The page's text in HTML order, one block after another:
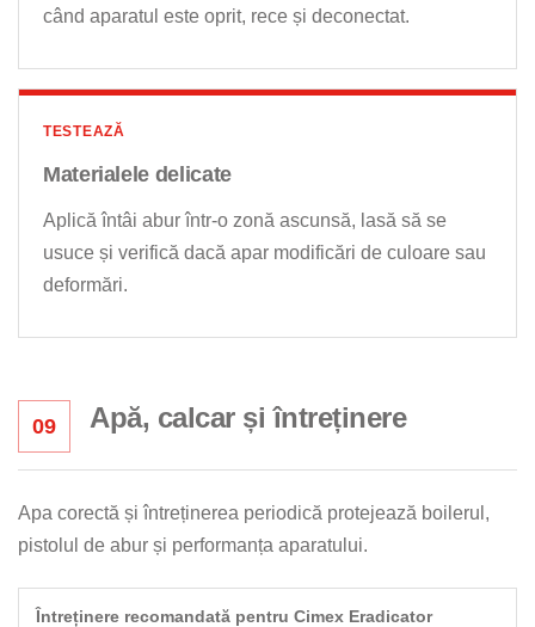
când aparatul este oprit, rece și deconectat.
TESTEAZĂ
Materialele delicate
Aplică întâi abur într-o zonă ascunsă, lasă să se
usuce și verifică dacă apar modificări de culoare sau
deformări.
09 Apă, calcar și întreținere
Apa corectă și întreținerea periodică protejează boilerul,
pistolul de abur și performanța aparatului.
Întreținere recomandată pentru Cimex Eradicator